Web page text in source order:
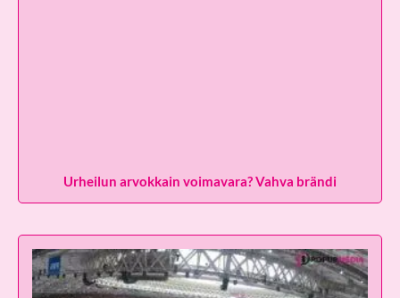
Urheilun arvokkain voimavara? Vahva brändi